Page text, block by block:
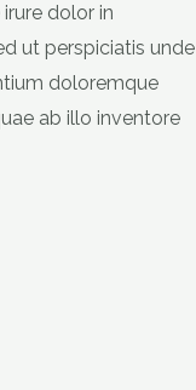
dolor in
ut perspiciatis unde
doloremque
ab illo inventore